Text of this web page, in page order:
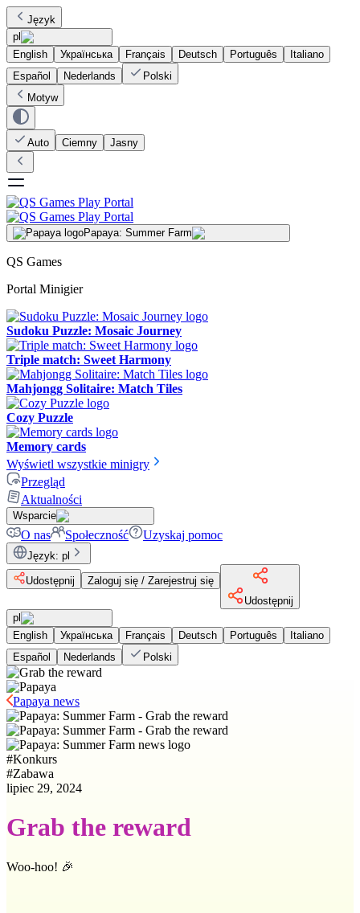
Język
pl
English
Українська Français Deutsch Português
Italiano
Español
Nederlands
Polski
Motyw
Auto Ciemny Jasny
Papaya: Summer Farm
QS Games
Portal Minigier
Sudoku Puzzle: Mosaic Journey
Triple match: Sweet Harmony
Mahjongg Solitaire: Match Tiles
Cozy Puzzle
Memory cards
Wyświetl wszystkie minigry
Przegląd
Aktualności
Wsparcie
O nas Społeczność Uzyskaj pomoc
Język: pl
Udostępnij
Zaloguj się / Zarejestruj się
Udostępnij
pl
English
Українська Français Deutsch Português
Italiano
Español
Nederlands Polski
Papaya news
#Konkurs
#Zabawa
lipiec 29, 2024
Grab the reward
Woo-hoo! 🎉